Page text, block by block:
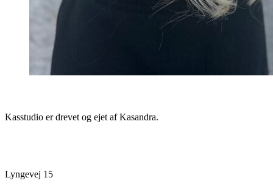
Kasstudio er drevet og ejet af Kasandra.
Lyngevej 15